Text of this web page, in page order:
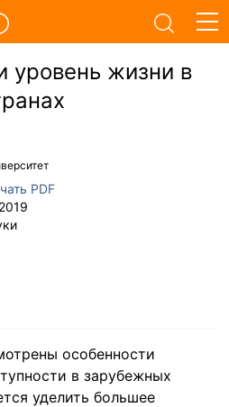
уровень жизни в
PDF
особенности
в зарубежных
уделить большее